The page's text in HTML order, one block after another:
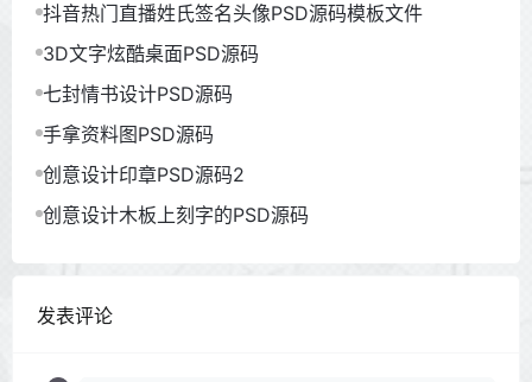
抖音热门直播姓氏签名头像PSD源码模板文件
3D文字炫酷桌面PSD源码
七封情书设计PSD源码
手拿资料图PSD源码
创意设计印章PSD源码2
创意设计木板上刻字的PSD源码
发表评论